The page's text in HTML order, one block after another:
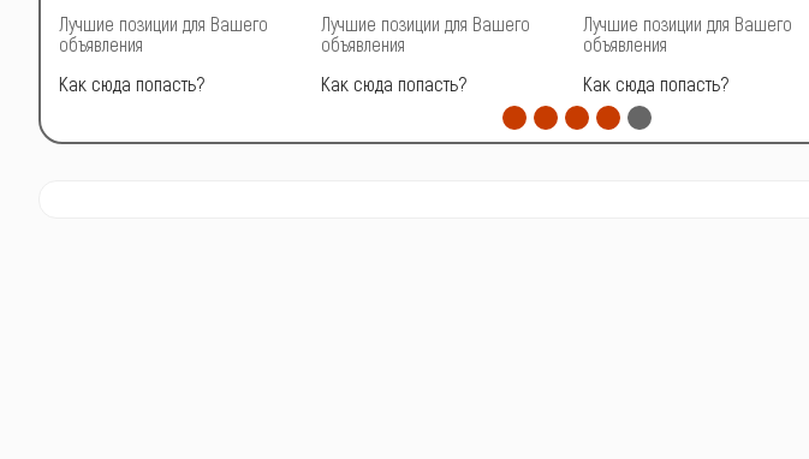
Лучшие позиции для Вашего
объявления
Как сюда попасть?
Лучшие позиции для Вашего
объявления
Как сюда попасть?
Лучшие позиции для Вашего
объявления
Как сюда попасть?